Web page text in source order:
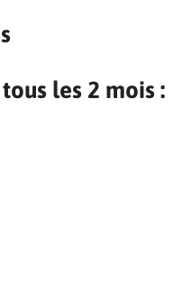
les 2 mois :